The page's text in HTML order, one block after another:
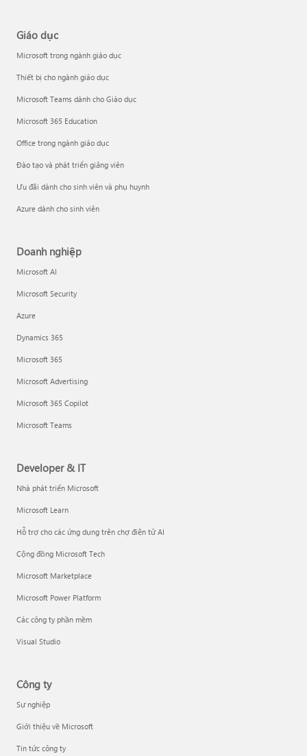
Giáo dục
Microsoft trong ngành giáo dục
Thiết bị cho ngành giáo dục
Microsoft Teams dành cho Giáo dục
Microsoft 365 Education
Office trong ngành giáo dục
Đào tạo và phát triển giảng viên
Ưu đãi dành cho sinh viên và phụ huynh
Azure dành cho sinh viên
Doanh nghiệp
Microsoft AI
Microsoft Security
Azure
Dynamics 365
Microsoft 365
Microsoft Advertising
Microsoft 365 Copilot
Microsoft Teams
Developer & IT
Nhà phát triển Microsoft
Microsoft Learn
Hỗ trợ cho các ứng dụng trên chợ điện tử AI
Cộng đồng Microsoft Tech
Microsoft Marketplace
Microsoft Power Platform
Các công ty phần mềm
Visual Studio
Công ty
Sự nghiệp
Giới thiệu về Microsoft
Tin tức công ty